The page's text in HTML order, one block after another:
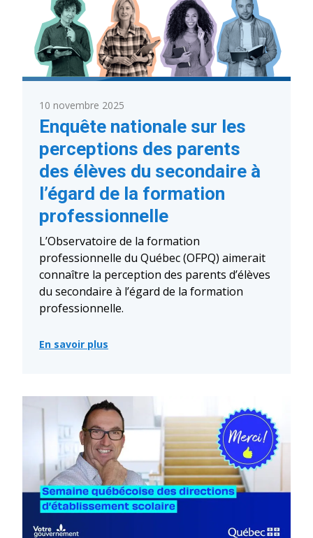
novembre
2025
10 novembre 2025
Enquête nationale sur les
perceptions des parents
des élèves du secondaire à
l’égard de la formation
professionnelle
L’Observatoire de la formation
professionnelle du Québec (OFPQ) aimerait
connaître la perception des parents d’élèves
du secondaire à l’égard de la formation
professionnelle.
En savoir plus
:
les
perceptions
parents
élèves
du
secondaire
à
l’égard
de
formation